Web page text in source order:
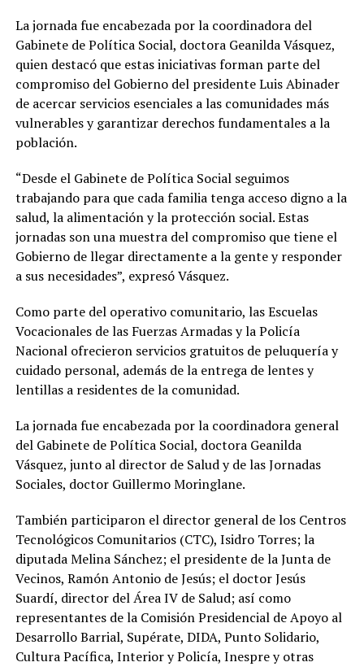
La jornada fue encabezada por la coordinadora del
Gabinete de Política Social, doctora Geanilda Vásquez,
quien destacó que estas iniciativas forman parte del
compromiso del Gobierno del presidente Luis Abinader
de acercar servicios esenciales a las comunidades más
vulnerables y garantizar derechos fundamentales a la
población.
“Desde el Gabinete de Política Social seguimos
trabajando para que cada familia tenga acceso digno a la
salud, la alimentación y la protección social. Estas
jornadas son una muestra del compromiso que tiene el
Gobierno de llegar directamente a la gente y responder
a sus necesidades”, expresó Vásquez.
Como parte del operativo comunitario, las Escuelas
Vocacionales de las Fuerzas Armadas y la Policía
Nacional ofrecieron servicios gratuitos de peluquería y
cuidado personal, además de la entrega de lentes y
lentillas a residentes de la comunidad.
La jornada fue encabezada por la coordinadora general
del Gabinete de Política Social, doctora Geanilda
Vásquez, junto al director de Salud y de las Jornadas
Sociales, doctor Guillermo Moringlane.
También participaron el director general de los Centros
Tecnológicos Comunitarios (CTC), Isidro Torres; la
diputada Melina Sánchez; el presidente de la Junta de
Vecinos, Ramón Antonio de Jesús; el doctor Jesús
Suardí, director del Área IV de Salud; así como
representantes de la Comisión Presidencial de Apoyo al
Desarrollo Barrial, Supérate, DIDA, Punto Solidario,
Cultura Pacífica, Interior y Policía, Inespre y otras